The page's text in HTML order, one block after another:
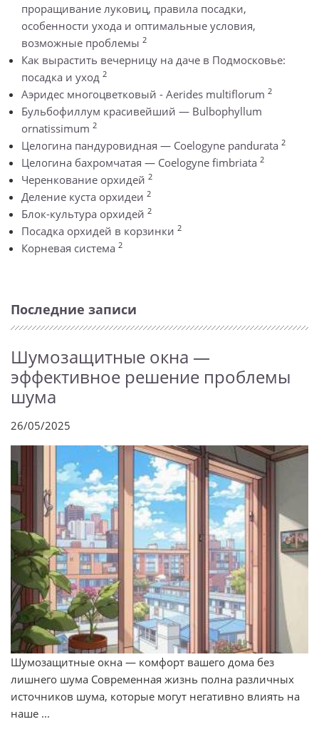
проращивание луковиц, правила посадки,
особенности ухода и оптимальные условия,
возможные проблемы 2
Как вырастить вечерницу на даче в Подмосковье:
посадка и уход 2
Аэридес многоцветковый - Aerides multiflorum 2
Бульбофиллум красивейший — Bulbophyllum
ornatissimum 2
Целогина пандуровидная — Coelogyne pandurata 2
Целогина бахромчатая — Coelogyne fimbriata 2
Черенкование орхидей 2
Деление куста орхидеи 2
Блок-культура орхидей 2
Посадка орхидей в корзинки 2
Корневая система 2
Последние записи
Шумозащитные окна —
эффективное решение проблемы
шума
26/05/2025
Шумозащитные окна — комфорт вашего дома без
лишнего шума Современная жизнь полна различных
источников шума, которые могут негативно влиять на
наше ...